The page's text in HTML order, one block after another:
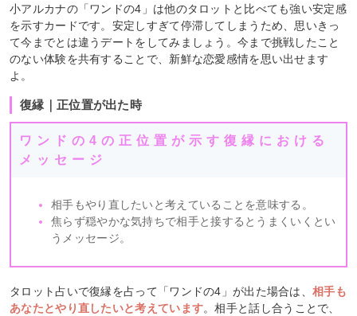
小アルカナの「ワンドの4」は他のタロットと比べても強い安定感
を示すカードです。安定しすぎて停滞してしまうため、思いきっ
て今までとは違うデートをしてみましょう。今まで挑戦したこと
のない体験を共有することで、新鮮な恋愛感情を思い出せます
よ。
復縁｜正位置が出た時
ワンドの4の正位置が示す復縁における
メッセージ
相手もやり直したいと考えていることを意味する。
焦らず穏やかな気持ちで相手と接するとうまくいくとい
うメッセージ。
タロット占いで復縁を占って「ワンドの4」が出た場合は、相手も
あなたとやり直したいと考えています。相手と話し合うことで、